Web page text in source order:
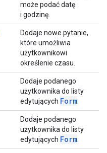
może podać datę
i godzinę.
Dodaje nowe pytanie,
które umożliwia
użytkownikowi
określenie czasu.
Dodaje podanego
użytkownika do listy
edytujących Form
Dodaje podanego
użytkownika do listy
edytujących Form